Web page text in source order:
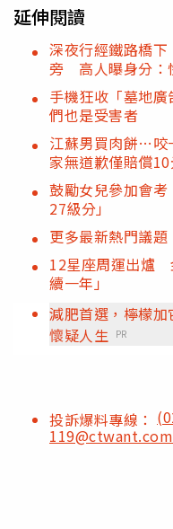
延伸閱讀
深夜行經鐵路橋
旁 高人曝身分：
手機狂收「墓地
們也是受害者
江蘇男買肉餅…
家無道歉僅賠償
鼓勵女兒參加會
27級分」
更多最新熱門議
12星座周運出爐
續一年」
減肥首選，檸檬
懷疑人生
PR
投訴爆料專線：
119@ctwant.com